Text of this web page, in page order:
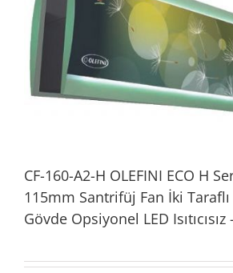
CF-160-A2-H OLEFINI ECO H
115mm Santrifüj Fan İki Taraflı
Gövde Opsiyonel LED